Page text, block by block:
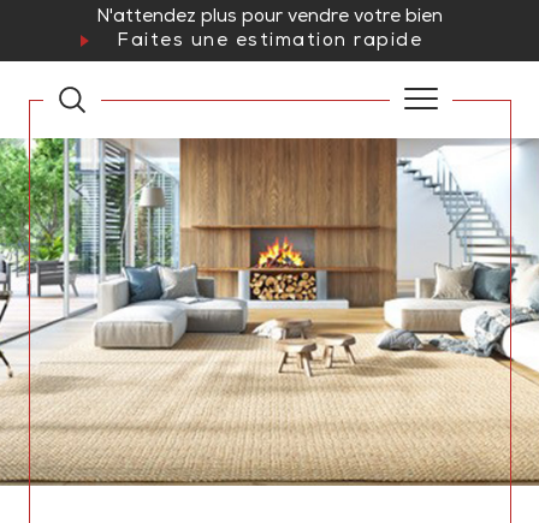
N'attendez plus pour vendre votre bien
Faites une estimation rapide